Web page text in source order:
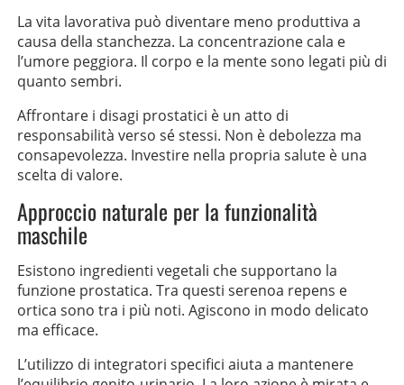
La vita lavorativa può diventare meno produttiva a
causa della stanchezza. La concentrazione cala e
l’umore peggiora. Il corpo e la mente sono legati più di
quanto sembri.
Affrontare i disagi prostatici è un atto di
responsabilità verso sé stessi. Non è debolezza ma
consapevolezza. Investire nella propria salute è una
scelta di valore.
Approccio naturale per la funzionalità
maschile
Esistono ingredienti vegetali che supportano la
funzione prostatica. Tra questi serenoa repens e
ortica sono tra i più noti. Agiscono in modo delicato
ma efficace.
L’utilizzo di integratori specifici aiuta a mantenere